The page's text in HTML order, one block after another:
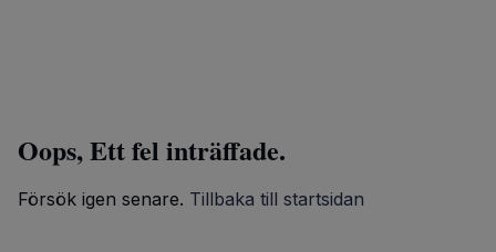
Oops, Ett fel inträffade.
Försök igen senare. Tillbaka till startsidan